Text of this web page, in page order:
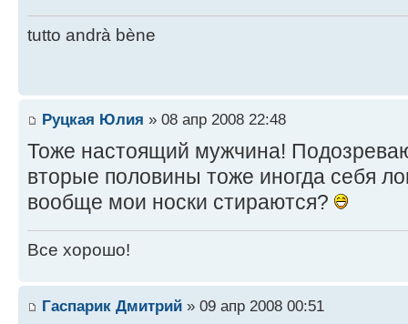
tutto andrà bène
Руцкая Юлия » 08 апр 2008 22:48
Тоже настоящий мужчина!
вторые половины тоже иногда себя
вообще мои носки стираются?
Все хорошо!
Гаспарик Дмитрий » 09 апр 2008 00:51